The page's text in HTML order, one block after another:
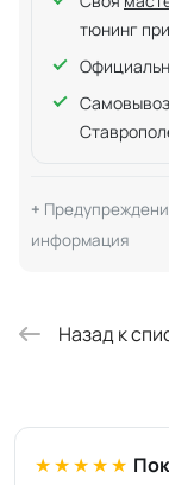
тюнинг
информация
Назад к
★★★★★